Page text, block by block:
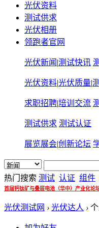
光伏资料
测试供求
光伏相册
领跑者官网
光伏新闻 |测试快讯
光伏资料|光伏质量|
求职招聘|培训交流
测试供求 测试认证
展览展会|创新论坛
热门搜索 测试 认证 组件
首届钙钛矿与叠层电池（华中）产业化论
光伏测试网 › 光伏达人 ›